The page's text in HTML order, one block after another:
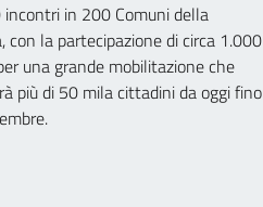
in 200 Comuni della
con la partecipazione di circa 1.000
una grande mobilitazione che
più di 50 mila cittadini da oggi fino